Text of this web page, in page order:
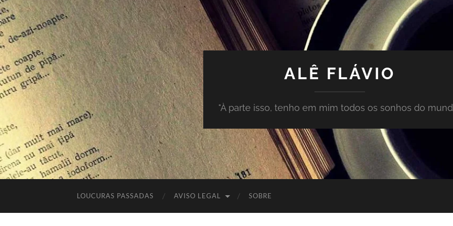
ALÊ FLÁVIO
"À parte isso, tenho em mim todos os sonhos do
LOUCURAS PASSADAS AVISO LEGAL SOBRE